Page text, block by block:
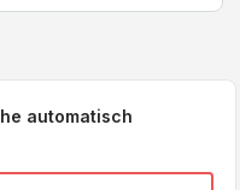
automatisch